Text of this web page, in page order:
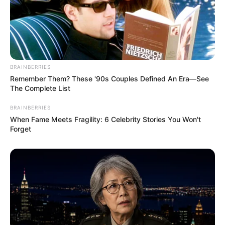
Wikingowie”
BRAINBERRIES
Remember Them? These '90s Couples Defined An Era—See
The Complete List
BRAINBERRIES
When Fame Meets Fragility: 6 Celebrity Stories You Won't
Forget